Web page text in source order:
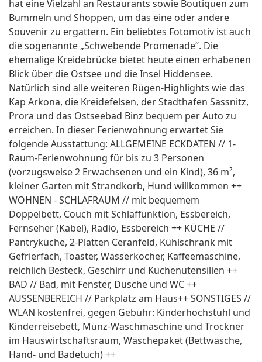
hat eine Vielzahl an Restaurants sowie Boutiquen zum
Bummeln und Shoppen, um das eine oder andere
Souvenir zu ergattern. Ein beliebtes Fotomotiv ist auch
die sogenannte „Schwebende Promenade“. Die
ehemalige Kreidebrücke bietet heute einen erhabenen
Blick über die Ostsee und die Insel Hiddensee.
Natürlich sind alle weiteren Rügen-Highlights wie das
Kap Arkona, die Kreidefelsen, der Stadthafen Sassnitz,
Prora und das Ostseebad Binz bequem per Auto zu
erreichen. In dieser Ferienwohnung erwartet Sie
folgende Ausstattung: ALLGEMEINE ECKDATEN // 1-
Raum-Ferienwohnung für bis zu 3 Personen
(vorzugsweise 2 Erwachsenen und ein Kind), 36 m²,
kleiner Garten mit Strandkorb, Hund willkommen ++
WOHNEN - SCHLAFRAUM // mit bequemem
Doppelbett, Couch mit Schlaffunktion, Essbereich,
Fernseher (Kabel), Radio, Essbereich ++ KÜCHE //
Pantryküche, 2-Platten Ceranfeld, Kühlschrank mit
Gefrierfach, Toaster, Wasserkocher, Kaffeemaschine,
reichlich Besteck, Geschirr und Küchenutensilien ++
BAD // Bad, mit Fenster, Dusche und WC ++
AUSSENBEREICH // Parkplatz am Haus++ SONSTIGES //
WLAN kostenfrei, gegen Gebühr: Kinderhochstuhl und
Kinderreisebett, Münz-Waschmaschine und Trockner
im Hauswirtschaftsraum, Wäschepaket (Bettwäsche,
Hand- und Badetuch) ++